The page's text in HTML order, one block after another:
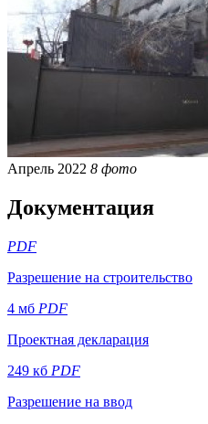
Апрель 2022 8 фото
Документация
PDF
Разрешение на строительство
4 мб PDF
Проектная декларация
249 кб PDF
Разрешение на ввод